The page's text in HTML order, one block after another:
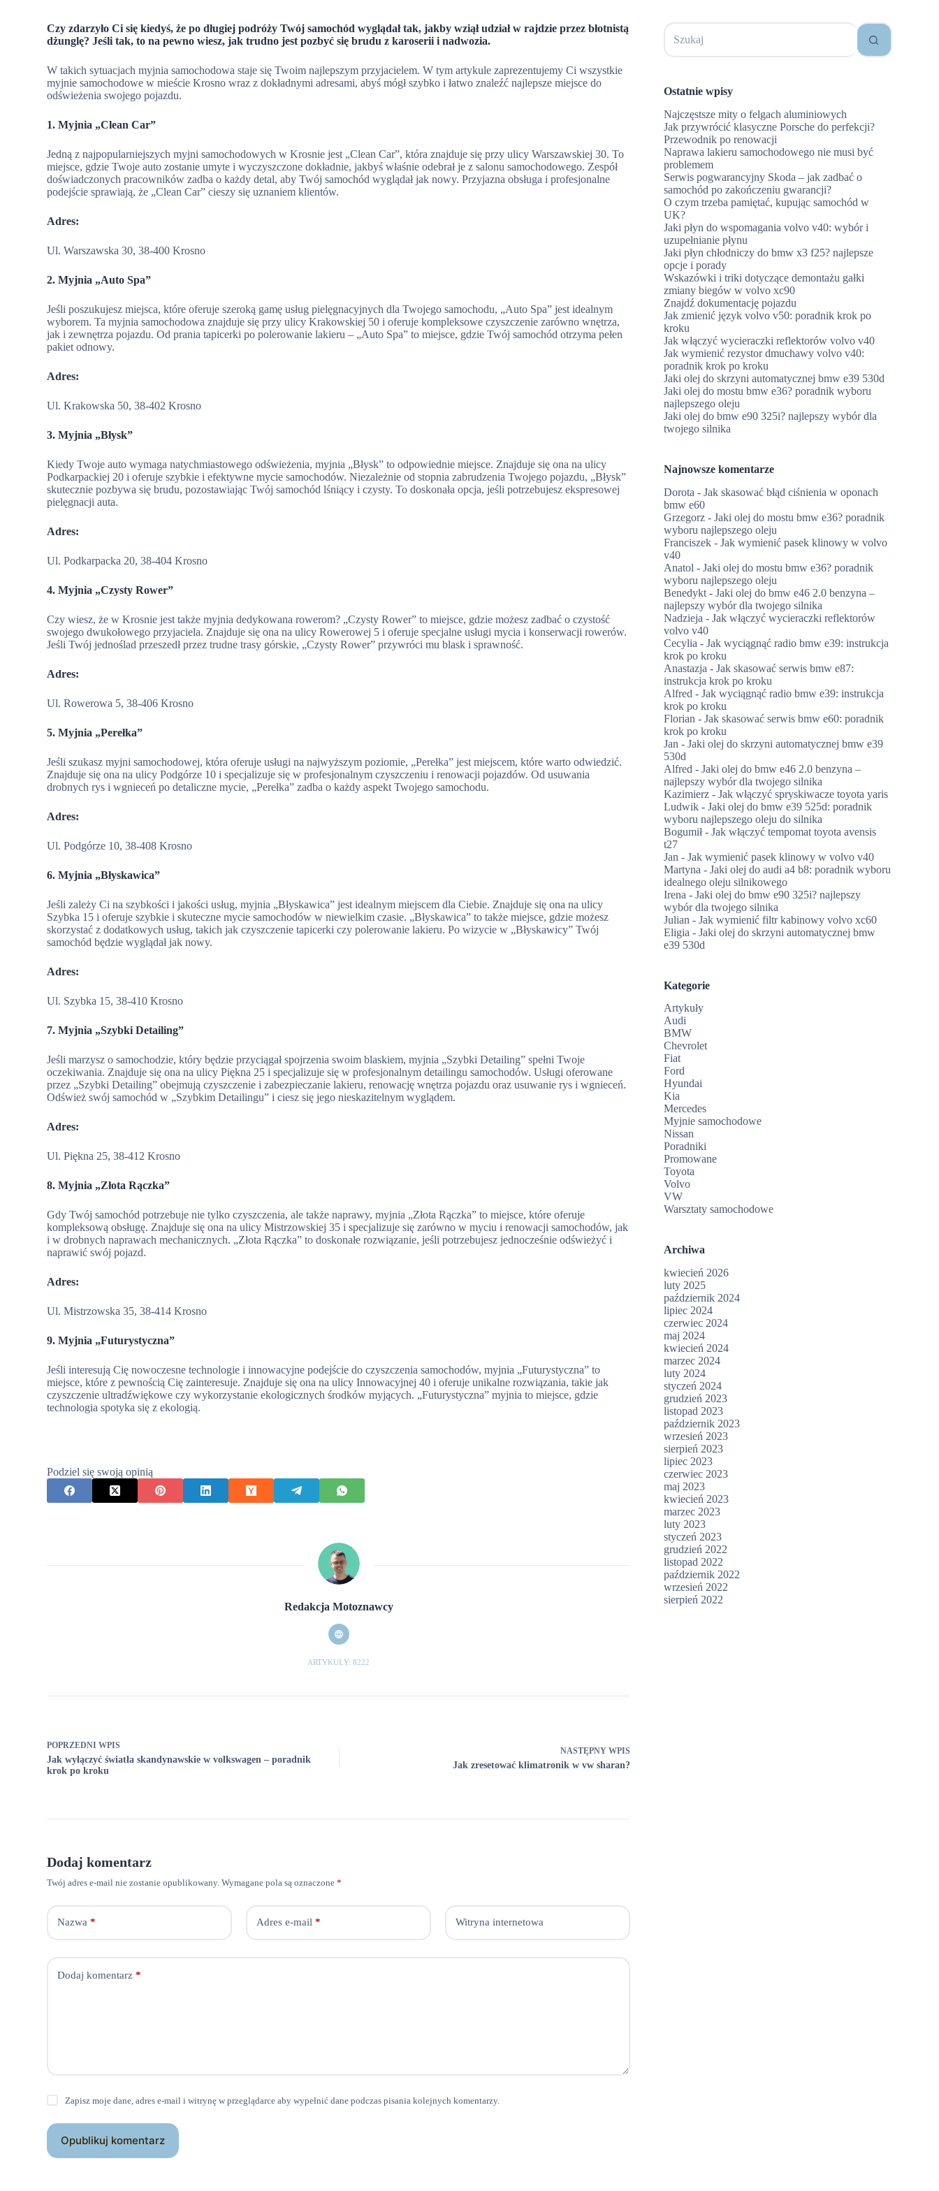
Czy zdarzyło Ci się kiedyś, że po długiej podróży Twój samochód wyglądał tak, jakby wziął udział w rajdzie przez błotnistą
dżunglę? Jeśli tak, to na pewno wiesz, jak trudno jest pozbyć się brudu z karoserii i nadwozia.
W takich sytuacjach myjnia samochodowa staje się Twoim najlepszym przyjacielem. W tym artykule zaprezentujemy Ci wszystkie
myjnie samochodowe w mieście Krosno wraz z dokładnymi adresami, abyś mógł szybko i łatwo znaleźć najlepsze miejsce do
odświeżenia swojego pojazdu.
1. Myjnia „Clean Car”
Jedną z najpopularniejszych myjni samochodowych w Krosnie jest „Clean Car”, która znajduje się przy ulicy Warszawskiej 30. To
miejsce, gdzie Twoje auto zostanie umyte i wyczyszczone dokładnie, jakbyś właśnie odebrał je z salonu samochodowego. Zespół
doświadczonych pracowników zadba o każdy detal, aby Twój samochód wyglądał jak nowy. Przyjazna obsługa i profesjonalne
podejście sprawiają, że „Clean Car” cieszy się uznaniem klientów.
Adres:
Ul. Warszawska 30, 38-400 Krosno
2. Myjnia „Auto Spa”
Jeśli poszukujesz miejsca, które oferuje szeroką gamę usług pielęgnacyjnych dla Twojego samochodu, „Auto Spa” jest idealnym
wyborem. Ta myjnia samochodowa znajduje się przy ulicy Krakowskiej 50 i oferuje kompleksowe czyszczenie zarówno wnętrza,
jak i zewnętrza pojazdu. Od prania tapicerki po polerowanie lakieru – „Auto Spa” to miejsce, gdzie Twój samochód otrzyma pełen
pakiet odnowy.
Adres:
Ul. Krakowska 50, 38-402 Krosno
3. Myjnia „Błysk”
Kiedy Twoje auto wymaga natychmiastowego odświeżenia, myjnia „Błysk” to odpowiednie miejsce. Znajduje się ona na ulicy
Podkarpackiej 20 i oferuje szybkie i efektywne mycie samochodów. Niezależnie od stopnia zabrudzenia Twojego pojazdu, „Błysk”
skutecznie pozbywa się brudu, pozostawiając Twój samochód lśniący i czysty. To doskonała opcja, jeśli potrzebujesz ekspresowej
pielęgnacji auta.
Adres:
Ul. Podkarpacka 20, 38-404 Krosno
4. Myjnia „Czysty Rower”
Czy wiesz, że w Krosnie jest także myjnia dedykowana rowerom? „Czysty Rower” to miejsce, gdzie możesz zadbać o czystość
swojego dwukołowego przyjaciela. Znajduje się ona na ulicy Rowerowej 5 i oferuje specjalne usługi mycia i konserwacji rowerów.
Jeśli Twój jednoślad przeszedł przez trudne trasy górskie, „Czysty Rower” przywróci mu blask i sprawność.
Adres:
Ul. Rowerowa 5, 38-406 Krosno
5. Myjnia „Perełka”
Jeśli szukasz myjni samochodowej, która oferuje usługi na najwyższym poziomie, „Perełka” jest miejscem, które warto odwiedzić.
Znajduje się ona na ulicy Podgórze 10 i specjalizuje się w profesjonalnym czyszczeniu i renowacji pojazdów. Od usuwania
drobnych rys i wgnieceń po detaliczne mycie, „Perełka” zadba o każdy aspekt Twojego samochodu.
Adres:
Ul. Podgórze 10, 38-408 Krosno
6. Myjnia „Błyskawica”
Jeśli zależy Ci na szybkości i jakości usług, myjnia „Błyskawica” jest idealnym miejscem dla Ciebie. Znajduje się ona na ulicy
Szybka 15 i oferuje szybkie i skuteczne mycie samochodów w niewielkim czasie. „Błyskawica” to także miejsce, gdzie możesz
skorzystać z dodatkowych usług, takich jak czyszczenie tapicerki czy polerowanie lakieru. Po wizycie w „Błyskawicy” Twój
samochód będzie wyglądał jak nowy.
Adres:
Ul. Szybka 15, 38-410 Krosno
7. Myjnia „Szybki Detailing”
Jeśli marzysz o samochodzie, który będzie przyciągał spojrzenia swoim blaskiem, myjnia „Szybki Detailing” spełni Twoje
oczekiwania. Znajduje się ona na ulicy Piękna 25 i specjalizuje się w profesjonalnym detailingu samochodów. Usługi oferowane
przez „Szybki Detailing” obejmują czyszczenie i zabezpieczanie lakieru, renowację wnętrza pojazdu oraz usuwanie rys i wgnieceń.
Odśwież swój samochód w „Szybkim Detailingu” i ciesz się jego nieskazitelnym wyglądem.
Adres:
Ul. Piękna 25, 38-412 Krosno
8. Myjnia „Złota Rączka”
Gdy Twój samochód potrzebuje nie tylko czyszczenia, ale także naprawy, myjnia „Złota Rączka” to miejsce, które oferuje
kompleksową obsługę. Znajduje się ona na ulicy Mistrzowskiej 35 i specjalizuje się zarówno w myciu i renowacji samochodów, jak
i w drobnych naprawach mechanicznych. „Złota Rączka” to doskonałe rozwiązanie, jeśli potrzebujesz jednocześnie odświeżyć i
naprawić swój pojazd.
Adres:
Ul. Mistrzowska 35, 38-414 Krosno
9. Myjnia „Futurystyczna”
Jeśli interesują Cię nowoczesne technologie i innowacyjne podejście do czyszczenia samochodów, myjnia „Futurystyczna” to
miejsce, które z pewnością Cię zainteresuje. Znajduje się ona na ulicy Innowacyjnej 40 i oferuje unikalne rozwiązania, takie jak
czyszczenie ultradźwiękowe czy wykorzystanie ekologicznych środków myjących. „Futurystyczna” myjnia to miejsce, gdzie
technologia spotyka się z ekologią.
Podziel się swoją opinią
Redakcja Motoznawcy
ARTYKUŁY: 8222
POPRZEDNIWPIS
Jak wyłączyć światła skandynawskie w volkswagen – poradnik
krok po kroku
NASTĘPNY WPIS
Jak zresetować klimatronik w vw sharan?
Dodaj komentarz
Twój adres e-mail nie zostanie opublikowany. Wymagane pola są oznaczone*
Nazwa * Adres e-mail * Witryna internetowa
Dodaj komentarz *
Zapisz moje dane, adres e-mail i witrynę w przeglądarce aby wypełnić dane podczas pisania kolejnych komentarzy.
Opublikuj komentarz
Brak
wyników
Ostatnie wpisy
Najczęstsze mity o felgach aluminiowych
Jak przywrócić klasyczne Porsche do perfekcji?
Przewodnik po renowacji
Naprawa lakieru samochodowego nie musi być
problemem
Serwis pogwarancyjny Skoda – jak zadbać o
samochód po zakończeniu gwarancji?
O czym trzeba pamiętać, kupując samochód w
UK?
Jaki płyn do wspomagania volvo v40: wybór i
uzupełnianie płynu
Jaki płyn chłodniczy do bmw x3 f25? najlepsze
opcje i porady
Wskazówki i triki dotyczące demontażu gałki
zmiany biegów w volvo xc90
Znajdź dokumentację pojazdu
Jak zmienić język volvo v50: poradnik krok po
kroku
Jak włączyć wycieraczki reflektorów volvo v40
Jak wymienić rezystor dmuchawy volvo v40:
poradnik krok po kroku
Jaki olej do skrzyni automatycznej bmw e39 530d
Jaki olej do mostu bmw e36? poradnik wyboru
najlepszego oleju
Jaki olej do bmw e90 325i? najlepszy wybór dla
twojego silnika
Najnowsze komentarze
Dorota -Jak skasować błąd ciśnienia w oponach
bmw e60
Grzegorz -Jaki olej do mostu bmw e36? poradnik
wyboru najlepszego oleju
Franciszek -Jak wymienić pasek klinowy w volvo
v40
Anatol -Jaki olej do mostu bmw e36? poradnik
wyboru najlepszego oleju
Benedykt -Jaki olej do bmw e46 2.0 benzyna –
najlepszy wybór dla twojego silnika
Nadzieja -Jak włączyć wycieraczki reflektorów
volvo v40
Cecylia -Jak wyciągnąć radio bmw e39: instrukcja
krok po kroku
Anastazja -Jak skasować serwis bmw e87:
instrukcja krok po kroku
Alfred -Jak wyciągnąć radio bmw e39: instrukcja
krok po kroku
Florian -Jak skasować serwis bmw e60: poradnik
krok po kroku
Jan -Jaki olej do skrzyni automatycznej bmw e39
530d
Alfred -Jaki olej do bmw e46 2.0 benzyna –
najlepszy wybór dla twojego silnika
Kazimierz -Jak włączyć spryskiwacze toyota yaris
Ludwik -Jaki olej do bmw e39 525d: poradnik
wyboru najlepszego oleju do silnika
Bogumił-Jak włączyć tempomat toyota avensis
t27
Jan -Jak wymienić pasek klinowy w volvo v40
Martyna -Jaki olej do audi a4 b8: poradnik wyboru
idealnego oleju silnikowego
Irena -Jaki olej do bmw e90 325i? najlepszy
wybór dla twojego silnika
Julian -Jak wymienić filtr kabinowy volvo xc60
Eligia -Jaki olej do skrzyni automatycznej bmw
e39 530d
Kategorie
Artykuły
Audi
BMW
Chevrolet
Fiat
Ford
Hyundai
Kia
Mercedes
Myjnie samochodowe
Nissan
Poradniki
Promowane
Toyota
Volvo
VW
Warsztaty samochodowe
Archiwa
kwiecień 2026
luty 2025
październik 2024
lipiec 2024
czerwiec 2024
maj 2024
kwiecień 2024
marzec 2024
luty 2024
styczeń 2024
grudzień 2023
listopad 2023
październik 2023
wrzesień 2023
sierpień 2023
lipiec 2023
czerwiec 2023
maj 2023
kwiecień 2023
marzec 2023
luty 2023
styczeń 2023
grudzień 2022
listopad 2022
październik 2022
wrzesień 2022
sierpień 2022